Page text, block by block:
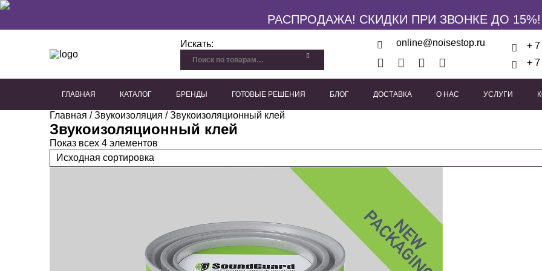
РАСПРОДАЖА! СКИДКИ ПРИ ЗВОНКЕ ДО 15%!
Искать: online@noisestop.ru
+
+
ГЛАВНАЯ КАТАЛОГ БРЕНДЫ ГОТОВЫЕ РЕШЕНИЯ БЛОГ ДОСТАВКА О НАС УСЛУГИ
Главная /Звукоизоляция / Звукоизоляционный клей
Звукоизоляционный клей
Показ всех 4 элементов
Исходная сортировка